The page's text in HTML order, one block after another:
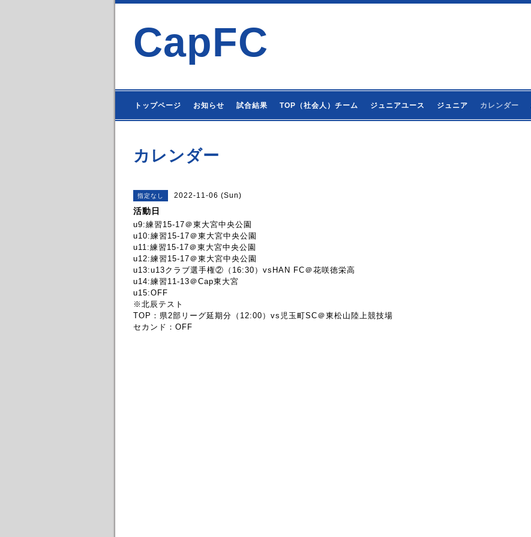
CapFC
トップページ お知らせ 試合結果 TOP（社会人）チーム ジュニアユース ジュニア カレンダー
カレンダー
指定なし 2022-11-06 (Sun)
活動日
u9:練習15-17＠東大宮中央公園
u10:練習15-17＠東大宮中央公園
u11:練習15-17＠東大宮中央公園
u12:練習15-17＠東大宮中央公園
u13:u13クラブ選手権②（16:30）vsHAN FC＠花咲徳栄高
u14:練習11-13＠Cap東大宮
u15:OFF
※北辰テスト
TOP：県2部リーグ延期分（12:00）vs児玉町SC＠東松山陸上競技場
セカンド：OFF